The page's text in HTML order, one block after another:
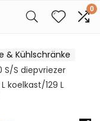
0
& Kühlschränke
S/S diepvriezer
koelkast/129 L